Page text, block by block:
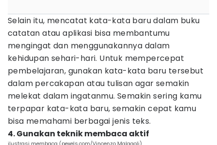
Selain itu, mencatat kata-kata baru dalam buku
catatan atau aplikasi bisa membantumu
mengingat dan menggunakannya dalam
kehidupan sehari-hari. Untuk mempercepat
pembelajaran, gunakan kata-kata baru tersebut
dalam percakapan atau tulisan agar semakin
melekat dalam ingatanmu. Semakin sering kamu
terpapar kata-kata baru, semakin cepat kamu
bisa memahami berbagai jenis teks.
4. Gunakan teknik membaca aktif